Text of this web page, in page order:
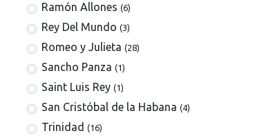
Ramón Allones (6)
Rey Del Mundo (3)
Romeo y Julieta (28)
Sancho Panza (1)
Saint Luis Rey (1)
San Cristóbal de la Habana (4)
Trinidad (16)